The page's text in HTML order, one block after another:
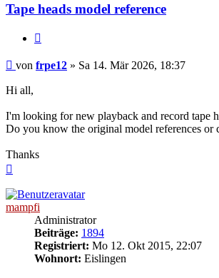
Tape heads model reference
Beitrag
von frpe12 » Sa 14. Mär 2026, 18:37
Hi all,
I'm looking for new playback and record tape
Do you know the original model references or
Thanks
mampfi
Administrator
Beiträge: 1894
Registriert: Mo 12. Okt 2015, 22:07
Wohnort: Eislingen